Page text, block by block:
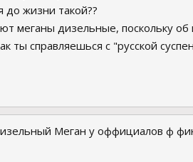
до жизни такой??
меганы дизельные, поскольку
ты справляешься с "русской
Меган у оффициалов ф